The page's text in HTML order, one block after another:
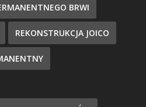
BRWI
REKONSTRUKCJA JOICO